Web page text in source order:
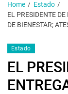
Home
Estado
EL PRESIDENTE
DE BIENESTAR;
Estado
EL